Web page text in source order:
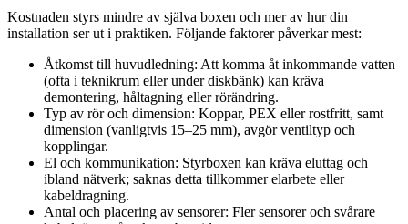
Kostnaden styrs mindre av själva boxen och mer av hur din
installation ser ut i praktiken. Följande faktorer påverkar mest:
Åtkomst till huvudledning: Att komma åt inkommande vatten
(ofta i teknikrum eller under diskbänk) kan kräva
demontering, håltagning eller rörändring.
Typ av rör och dimension: Koppar, PEX eller rostfritt, samt
dimension (vanligtvis 15–25 mm), avgör ventiltyp och
kopplingar.
El och kommunikation: Styrboxen kan kräva eluttag och
ibland nätverk; saknas detta tillkommer elarbete eller
kabeldragning.
Antal och placering av sensorer: Fler sensorer och svårare